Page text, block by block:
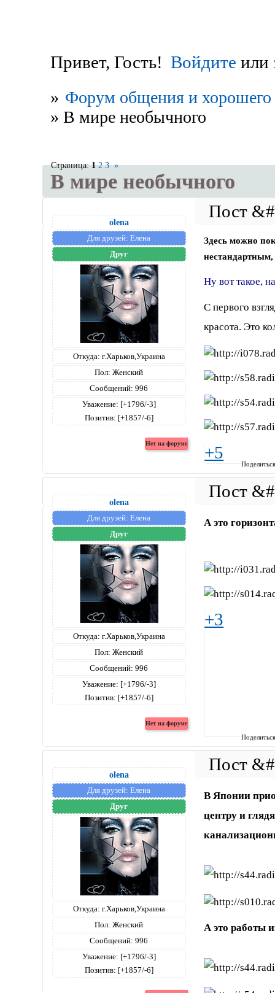
Привет, Гость! Войдите или
» Форум общения и хорошего
» В мире необычного
В мире необычного
Страница:1 2 3 »
olena
Для друзей: Елена
Друг
Откуда: г.Харьков,Украина
Пол: Женский
Сообщений: 996
Уважение: [+1796/-3]
Позитив: [+1857/-6]
Здесь можно
Ну вот такое,
С первого
красота. Это
+5
olena
Для друзей: Елена
Друг
Откуда: г.Харьков,Украина
Пол: Женский
Сообщений: 996
Уважение: [+1796/-3]
Позитив: [+1857/-6]
А это
+3
olena
Для друзей: Елена
Друг
Откуда: г.Харьков,Украина
Пол: Женский
Сообщений: 996
Уважение: [+1796/-3]
Позитив: [+1857/-6]
В Японии
центру и
А это работы